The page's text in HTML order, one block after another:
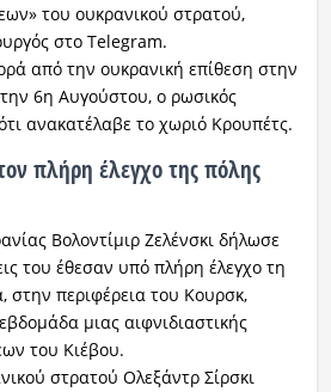
του ουκρανικού στρατού,
στο Telegram.
από την ουκρανική επίθεση στην
6η Αυγούστου, ο ρωσικός
ανακατέλαβε το χωριό Κρουπέτς.
πλήρη έλεγχο της πόλης
Βολοντίμιρ Ζελένσκι δήλωσε
του έθεσαν υπό πλήρη έλεγχο τη
στην περιφέρεια του Κουρσκ,
μιας αιφνιδιαστικής
του Κιέβου.
στρατού Ολεξάντρ Σίρσκι